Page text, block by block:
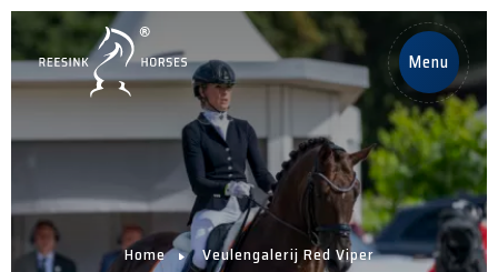
Menu
NL
Home
Paarden
Hengsten Home Veulengalerij Red Viper